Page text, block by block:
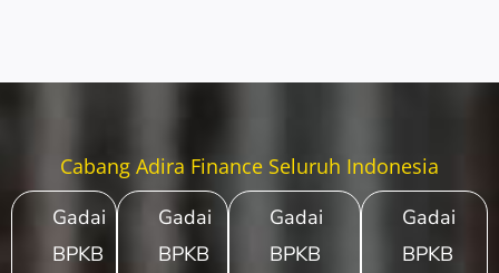
Cabang Adira Finance Seluruh Indonesia
Gadai
BPKB
Gadai
BPKB
Gadai
BPKB
Gadai
BPKB